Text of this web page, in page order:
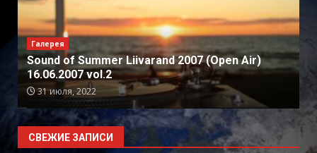
Галерея
Sound of Summer Liivarand 2007 (Open Air)
16.06.2007 vol.2
31 июля, 2022
СВЕЖИЕ ЗАПИСИ